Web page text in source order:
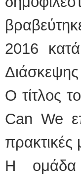
2016
Ο τίτλος
Can We
Η ομάδα